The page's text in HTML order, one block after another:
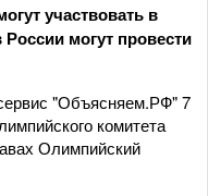
участвовать в
могут провести
"Объясняем.РФ" 7
комитета
Олимпийский